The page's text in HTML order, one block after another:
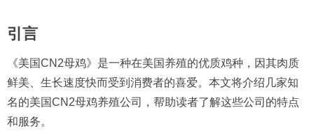
引言
《美国CN2母鸡》是一种在美国养殖的优质鸡种，因其肉质
鲜美、生长速度快而受到消费者的喜爱。本文将介绍几家知
名的美国CN2母鸡养殖公司，帮助读者了解这些公司的特点
和服务。